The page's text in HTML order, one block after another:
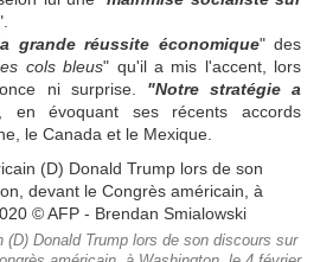
grande réussite économique" des
cols bleus" qu'il a mis l'accent, lors
ni surprise. "Notre stratégie a
en évoquant ses récents accords
le Canada et le Mexique.
Donald Trump lors de son discours sur